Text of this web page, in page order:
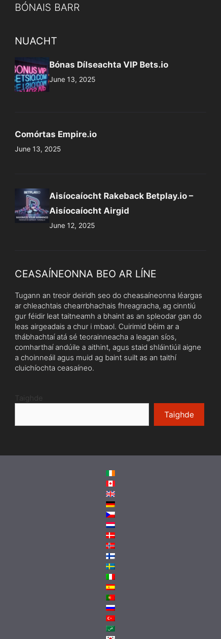
BÓNAIS BARR
NUACHT
Bónas Dílseachta VIP Bets.io
June 13, 2025
Comórtas Empire.io
June 13, 2025
Aisíocaíocht Rakeback Betplay.io –
Aisíocaíocht Airgid
June 12, 2025
CEASAÍNEONNA BEO AR LÍNE
Tugann an treoir deiridh seo do cheasaíneonna léargas
ar chleachtais chearrbhachais fhreagracha, ag cinntiú
gur féidir leat taitneamh a bhaint as an spleodar gan do
leas airgeadais a chur i mbaol. Cuirimid béim ar a
thábhachtaí atá sé teorainneacha a leagan síos,
comharthaí andúile a aithint, agus staid shláintiúil aigne
a choinneáil agus muid ag baint suilt as an taithí
cluichíochta ceasaíneo.
Taighde
Taighde